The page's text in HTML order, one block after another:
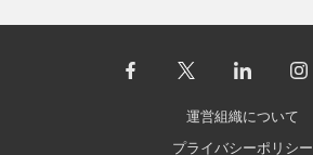
運営組織について
プライバシーポリシー